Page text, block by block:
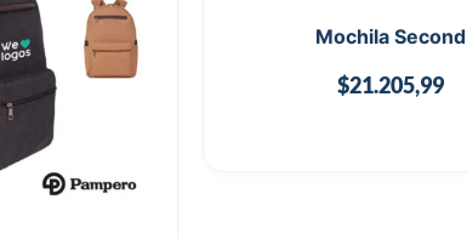
Mochila Second
$21.205,99